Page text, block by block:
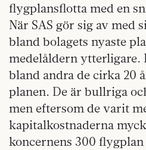
flygplansflotta med en
När SAS gör sig av med
bland bolagets nyaste
medelåldern ytterligare.
bland andra de cirka 20
planen. De är bullriga
men eftersom de varit
kapitalkostnaderna
koncernens 300